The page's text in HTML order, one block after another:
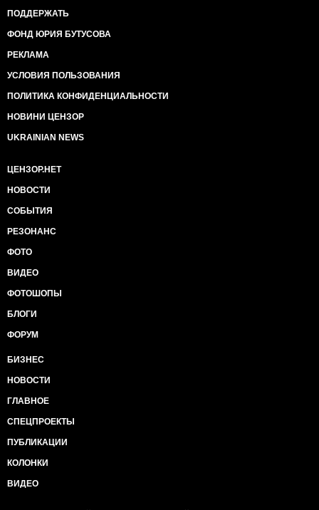
ПОДДЕРЖАТЬ
ФОНД ЮРИЯ БУТУСОВА
РЕКЛАМА
УСЛОВИЯ ПОЛЬЗОВАНИЯ
ПОЛИТИКА КОНФИДЕНЦИАЛЬНОСТИ
НОВИНИ ЦЕНЗОР
UKRAINIAN NEWS
ЦЕНЗОР.НЕТ
НОВОСТИ
СОБЫТИЯ
РЕЗОНАНС
ФОТО
ВИДЕО
ФОТОШОПЫ
БЛОГИ
ФОРУМ
БИЗНЕС
НОВОСТИ
ГЛАВНОЕ
СПЕЦПРОЕКТЫ
ПУБЛИКАЦИИ
КОЛОНКИ
ВИДЕО